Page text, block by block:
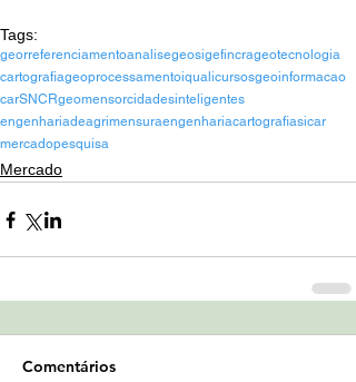
Tags:
georreferenciamentoanalisegeosigefincrageotecnologia
cartografiageoprocessamentoiqualicursosgeoinformacao
carSNCRgeomensorcidadesinteligentes
engenhariadeagrimensuraengenhariacartografiasicar
mercadopesquisa
Mercado
Comentários